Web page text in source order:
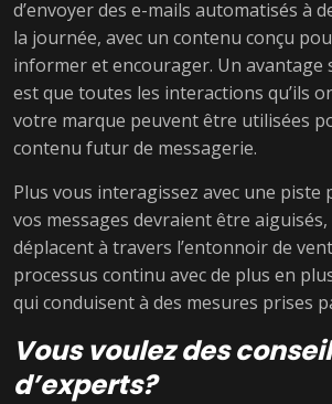
d’envoyer des e-mails automatisés à
la journée, avec un contenu conçu
informer et encourager. Un avantage
est que toutes les interactions qu’ils
votre marque peuvent être utilisées
contenu futur de messagerie.
Plus vous interagissez avec une piste
vos messages devraient être aiguisés,
déplacent à travers l’entonnoir de
processus continu avec de plus en
qui conduisent à des mesures prises
Vous voulez des
d’experts?